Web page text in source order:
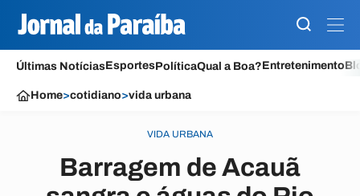
Últimas NotíciasEsportesPolíticaQual a Boa?Entretenimento
Home>cotidiano>vida urbana
VIDA URBANA
Barragem de Acauã